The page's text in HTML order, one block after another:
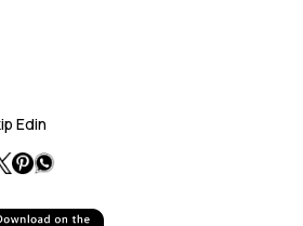
Edin